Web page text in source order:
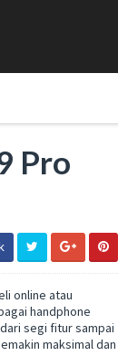
Pro
online atau
handphone
segi fitur sampai
maksimal dan